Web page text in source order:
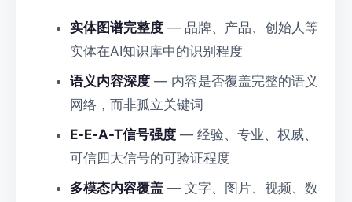
实体图谱完整度— 品牌、产品、创始人等
实体在AI知识库中的识别程度
语义内容深度— 内容是否覆盖完整的语义
网络，而非孤立关键词
E-E-A-T信号强度— 经验、专业、权威、
可信四大信号的可验证程度
多模态内容覆盖— 文字、图片、视频、数